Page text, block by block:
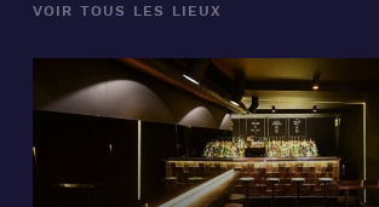
VOIR TOUS LES LIEUX